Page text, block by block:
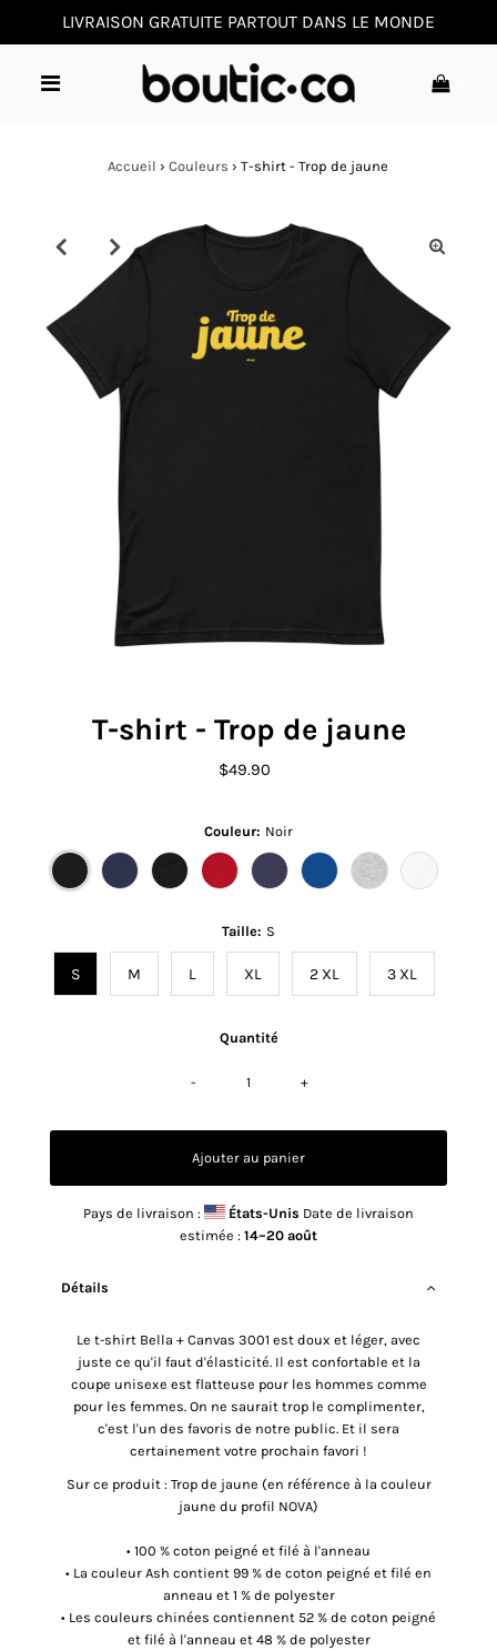
LIVRAISON GRATUITE PARTOUT DANS LE MONDE
Accueil › Couleurs › T-shirt - Trop de jaune
T-shirt - Trop de jaune
Prix
$49.90
Couleur: Noir
Taille: S
S M L XL 2 XL 3 XL
Quantité
- +
Pays de livraison : États-Unis Date de livraison
estimée : 14⁠–20 août
Détails
Le t-shirt Bella + Canvas 3001 est doux et léger, avec
juste ce qu'il faut d'élasticité. Il est confortable et la
coupe unisexe est flatteuse pour les hommes comme
pour les femmes. On ne saurait trop le complimenter,
c'est l'un des favoris de notre public. Et il sera
certainement votre prochain favori !
Sur ce produit : Trop de jaune (en référence à la couleur
jaune du profil NOVA)
• 100 % coton peigné et filé à l'anneau
• La couleur Ash contient 99 % de coton peigné et filé en
anneau et 1 % de polyester
• Les couleurs chinées contiennent 52 % de coton peigné
et filé à l'anneau et 48 % de polyester